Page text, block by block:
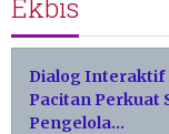
Ekbis
Dialog Interaktif
Pacitan Perkuat
Pengelola…